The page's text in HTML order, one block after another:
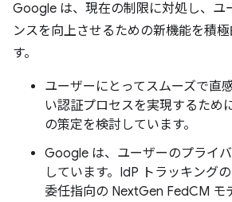
Google は、現在の制限に対処し、ユ
ンスを向上させるための新機能を積
す。
ユーザーにとってスムーズで直
い認証プロセスを実現するため
の策定を検討しています。
Google は、ユーザーのプライ
しています。IdP トラッキング
委任指向の NextGen FedCM モ